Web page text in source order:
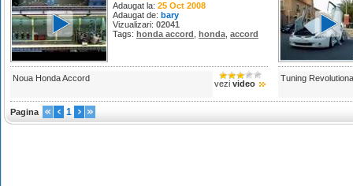
Adaugat la: 25 Oct 2008
Adaugat de: bary
Vizualizari: 02041
Tags: honda accord honda accord
Noua Honda Accord
vezi video
Tuning
Pagina 1